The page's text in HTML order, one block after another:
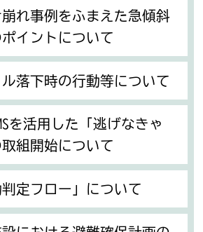
れ事例をふまえた急傾斜
イントについて
落下時の行動等について
を活用した「逃げなきゃ
組開始について
判定フロー」について